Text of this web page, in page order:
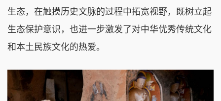
生态，在触摸历史文脉的过程中拓宽视野，既树立起
生态保护意识，也进一步激发了对中华优秀传统文化
和本土民族文化的热爱。